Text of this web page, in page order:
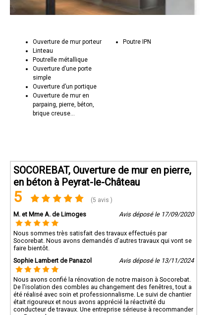
Ouverture de mur porteur
Linteau
Poutrelle métallique
Ouverture d’une porte
simple
Ouverture d’un portique
Ouverture de mur en
parpaing, pierre, béton,
brique creuse...
Poutre IPN
SOCOREBAT, Ouverture de mur en pierre,
en béton à Peyrat-le-Château
5 (5 avis )
M. et Mme A. de Limoges Avis déposé le 17/09/2020
Nous sommes très satisfait des travaux effectués par
Socorebat. Nous avons demandés d'autres travaux qui vont se
faire bientôt.
Sophie Lambert de Panazol
Avis déposé le 13/11/2024
Nous avons confié la rénovation de notre maison à Socorebat.
De l'isolation des combles au changement des fenêtres, tout a
été réalisé avec soin et professionnalisme. Le suivi de chantier
était rigoureux et nous avons apprécié la réactivité du
conducteur de travaux. Une entreprise sérieuse à recommander